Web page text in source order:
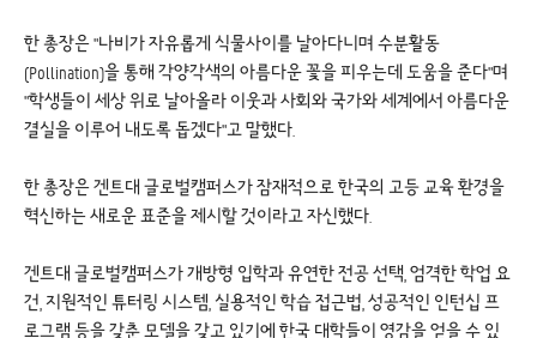
한 총장은 "나비가 자유롭게 식물사이를 날아다니며 수분활동
(Pollination)을 통해 각양각색의 아름다운 꽃을 피우는데 도움을 준다"며
"학생들이 세상 위로 날아올라 이웃과 사회와 국가와 세계에서 아름다운
결실을 이루어 내도록 돕겠다"고 말했다.
한 총장은 겐트대 글로벌캠퍼스가 잠재적으로 한국의 고등 교육 환경을
혁신하는 새로운 표준을 제시할 것이라고 자신했다.
겐트대 글로벌캠퍼스가 개방형 입학과 유연한 전공 선택, 엄격한 학업 요
건, 지원적인 튜터링 시스템, 실용적인 학습 접근법, 성공적인 인턴십 프
로그램 등을 갖춘 모델을 갖고 있기에 한국 대학들이 영감을 얻을 수 있